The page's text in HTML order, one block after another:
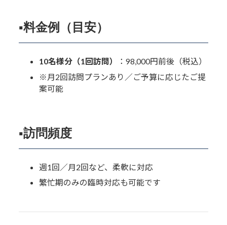
▪️料金例（目安）
10名様分（1回訪問）
：98,000円前後（税込）
※月2回訪問プランあり／ご予算に応じたご提
案可能
▪️訪問頻度
週1回／月2回など、柔軟に対応
繁忙期のみの臨時対応も可能です